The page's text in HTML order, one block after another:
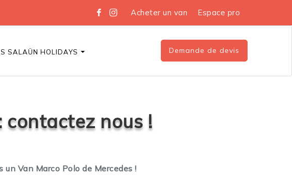
Acheter un van Espace pro
SALAÜN HOLIDAYS Demande de devis
contactez nous !
un Van Marco Polo de Mercedes !